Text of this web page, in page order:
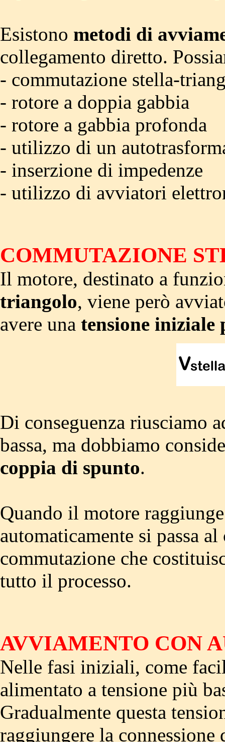
Esistono metodi di
collegamento diretto.
- commutazione stella-
- rotore a doppia gabbia
- rotore a gabbia profonda
- utilizzo di un
- inserzione di impedenze
- utilizzo di avviatori
COMMUTAZIONE
Il motore, destinato a
triangolo, viene però
avere una tensione iniziale
Di conseguenza riusciamo
bassa, ma dobbiamo
coppia di spunto.
Quando il motore
automaticamente si passa
commutazione che
tutto il processo.
AVVIAMENTO CON
Nelle fasi iniziali, come
alimentato a tensione più
Gradualmente questa
raggiungere la